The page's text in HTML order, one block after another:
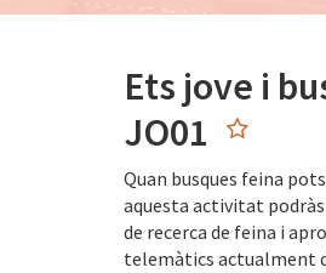
Ets jove i
JO01
Quan busques feina
aquesta activitat podràs
de recerca de feina i
telemàtics actualment